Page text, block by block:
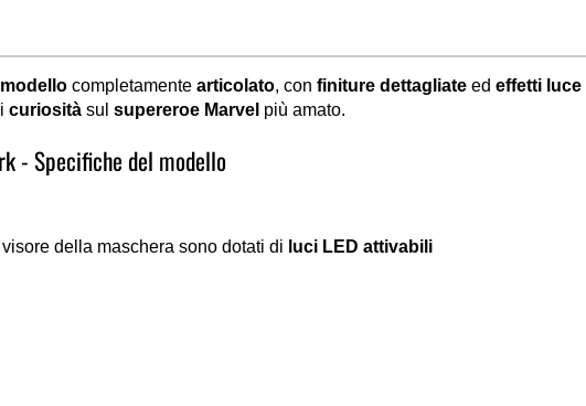
modello completamente articolato, con finiture dettagliate ed effetti luce
curiosità sul supereroe Marvel più amato.
- Specifiche del modello
della maschera sono dotati di luci LED attivabili